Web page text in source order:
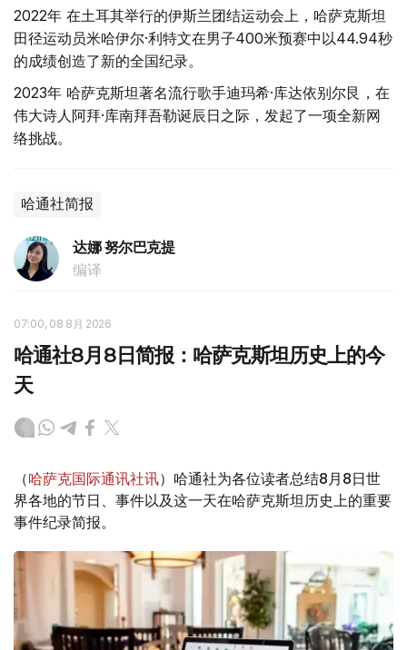
2022年 在土耳其举行的伊斯兰团结运动会上，哈萨克斯坦
田径运动员米哈伊尔·利特文在男子400米预赛中以44.94秒
的成绩创造了新的全国纪录。
2023年 哈萨克斯坦著名流行歌手迪玛希·库达依别尔艮，在
伟大诗人阿拜·库南拜吾勒诞辰日之际，发起了一项全新网
络挑战。
哈通社简报
达娜 努尔巴克提
编译
07:00, 08 8月 2026
哈通社8月8日简报：哈萨克斯坦历史上的今
天
（哈萨克国际通讯社讯）哈通社为各位读者总结8月8日世
界各地的节日、事件以及这一天在哈萨克斯坦历史上的重要
事件纪录简报。